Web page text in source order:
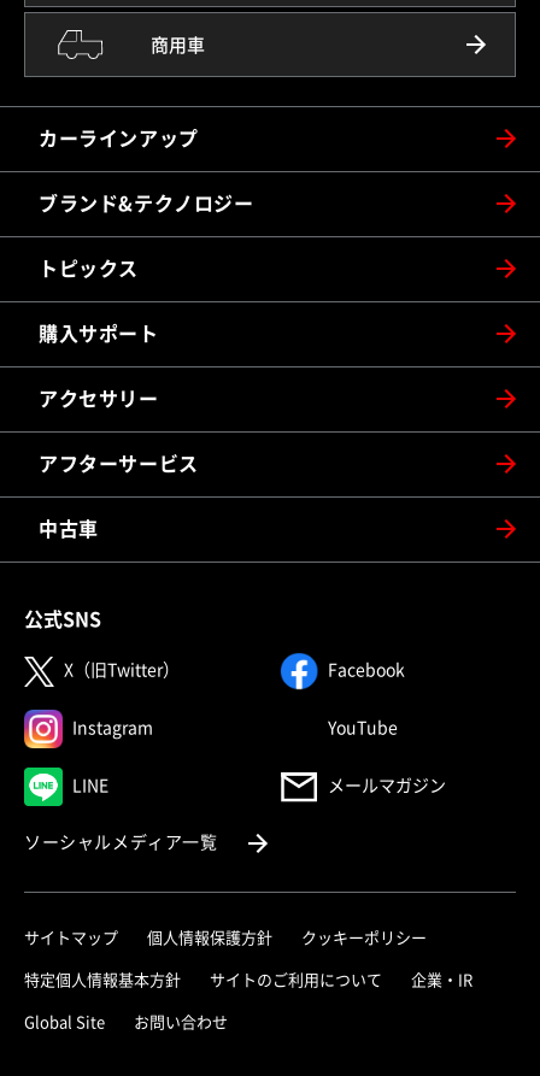
商用車
カーラインアップ
ブランド&テクノロジー
トピックス
購入サポート
アクセサリー
アフターサービス
中古車
公式SNS
X（旧Twitter） （別ウィンドウで開く）Facebook（別ウィンドウ
Instagram （別ウィンドウで開く）YouTube（別ウィンドウで
LINE（別ウィンドウで開く） メールマガジン
ソーシャルメディア一覧（別ウィンドウで開く）
サイトマップ 個人情報保護方針 クッキーポリシー
特定個人情報基本方針 サイトのご利用について 企業・IR（別ウィ
Global Site（別ウィンドウで開く）
お問い合わせ